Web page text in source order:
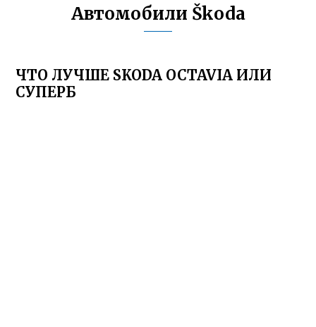
Автомобили Škoda
ЧТО ЛУЧШЕ SKODA OCTAVIA ИЛИ
СУПЕРБ